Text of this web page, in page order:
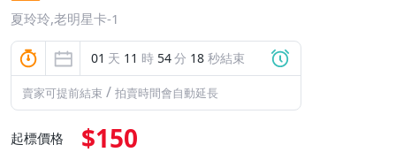
夏玲玲,老明星卡-1
01 天 11 時 54分 18 秒結束
賣家可提前結束 / 拍賣時間會自動延長
起標價格 $150